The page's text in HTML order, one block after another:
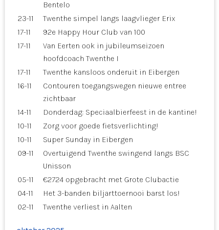
Bentelo
23-11
Twenthe simpel langs laagvlieger Erix
17-11
92e Happy Hour Club van 100
17-11
Van Eerten ook in jubileumseizoen
hoofdcoach Twenthe I
17-11
Twenthe kansloos onderuit in Eibergen
16-11
Contouren toegangswegen nieuwe entree
zichtbaar
14-11
Donderdag: Speciaalbierfeest in de kantine!
10-11
Zorg voor goede fietsverlichting!
10-11
Super Sunday in Eibergen
09-11
Overtuigend Twenthe swingend langs BSC
Unisson
05-11
€2724 opgebracht met Grote Clubactie
04-11
Het 3-banden biljarttoernooi barst los!
02-11
Twenthe verliest in Aalten